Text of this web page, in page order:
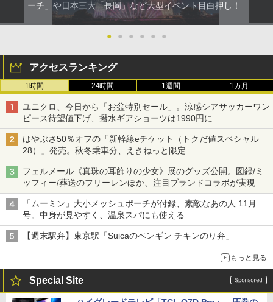
ーチ」や日本三大「長岡」など大型イベント目白押し！
● ● ● ● ● ●
アクセスランキング
1時間 24時間 1週間 1カ月
ユニクロ、今日から「お盆特別セール」。涼感シアサッカーワン
ピース待望値下げ、撥水ギアショーツは1990円に
はやぶさ50％オフの「新幹線eチケット（トクだ値スペシャル
28）」発売。秋冬乗車分、えきねっと限定
フェルメール《真珠の耳飾りの少女》展のグッズ公開。図録/ミ
ッフィー/葬送のフリーレンほか、注目ブランドコラボが実現
「ムーミン」大小メッシュポーチが付録、素敵なあの人 11月
号。中身が見やすく、温泉スパにも使える
【週末駅弁】東京駅「Suicaのペンギン チキンのり弁」
もっと見る
Special Site